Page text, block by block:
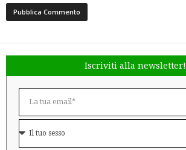
Iscriviti alla newsletter!